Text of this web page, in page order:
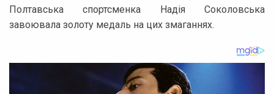
Полтавська спортсменка Надія Соколовська
завоювала золоту медаль на цих змаганнях.